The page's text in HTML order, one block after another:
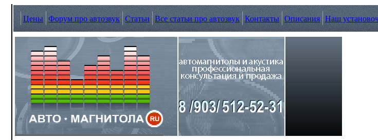
Цены Форум про автозвук Статьи Все статьи про автозвук Контакты Описания Наш